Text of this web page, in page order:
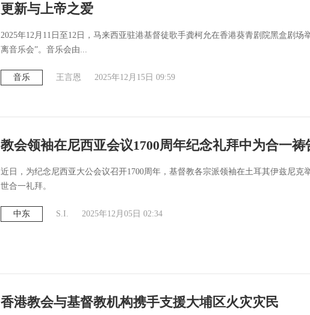
更新与上帝之爱
2025年12月11日至12日，马来西亚驻港基督徒歌手龚柯允在香港葵青剧院黑盒剧场
离音乐会”。音乐会由...
音乐 王言恩 2025年12月15日 09:59
教会领袖在尼西亚会议1700周年纪念礼拜中为合一祷
近日，为纪念尼西亚大公会议召开1700周年，基督教各宗派领袖在土耳其伊兹尼克
世合一礼拜。
中东 S.I. 2025年12月05日 02:34
香港教会与基督教机构携手支援大埔区火灾灾民